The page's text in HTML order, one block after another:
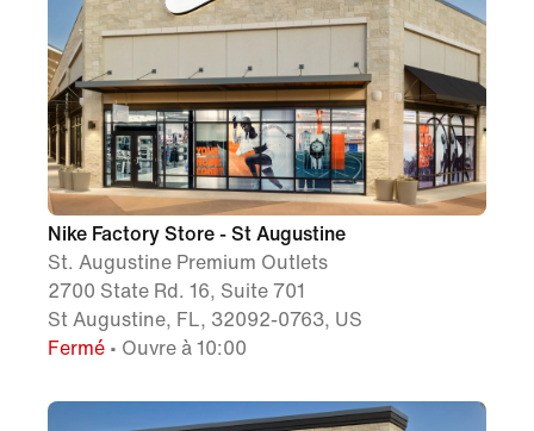
Nike Factory Store - St Augustine
St. Augustine Premium Outlets
2700 State Rd. 16, Suite 701
St Augustine, FL, 32092-0763, US
Fermé • Ouvre à 10:00